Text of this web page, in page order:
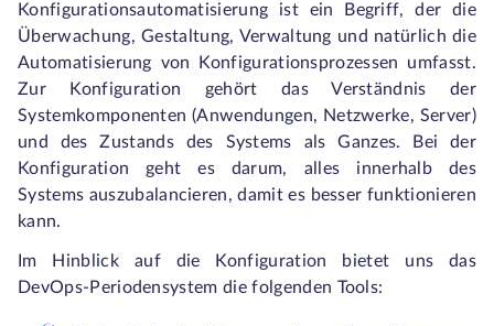
Konfigurationsautomatisierung ist ein Begriff, der die
Überwachung, Gestaltung, Verwaltung und natürlich die
Automatisierung von Konfigurationsprozessen umfasst.
Zur Konfiguration gehört das Verständnis der
Systemkomponenten (Anwendungen, Netzwerke, Server)
und des Zustands des Systems als Ganzes. Bei der
Konfiguration geht es darum, alles innerhalb des
Systems auszubalancieren, damit es besser funktionieren
kann.
Im Hinblick auf die Konfiguration bietet uns das
DevOps-Periodensystem die folgenden Tools: